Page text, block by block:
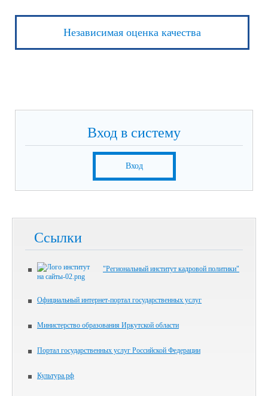
Независимая оценка качества
Вход в систему
Вход
Ссылки
"Региональный институт кадровой политики"
Официальный интернет-портал государственных услуг
Министерство образования Иркутской области
Портал государственных услуг Российской Федерации
Культура.рф